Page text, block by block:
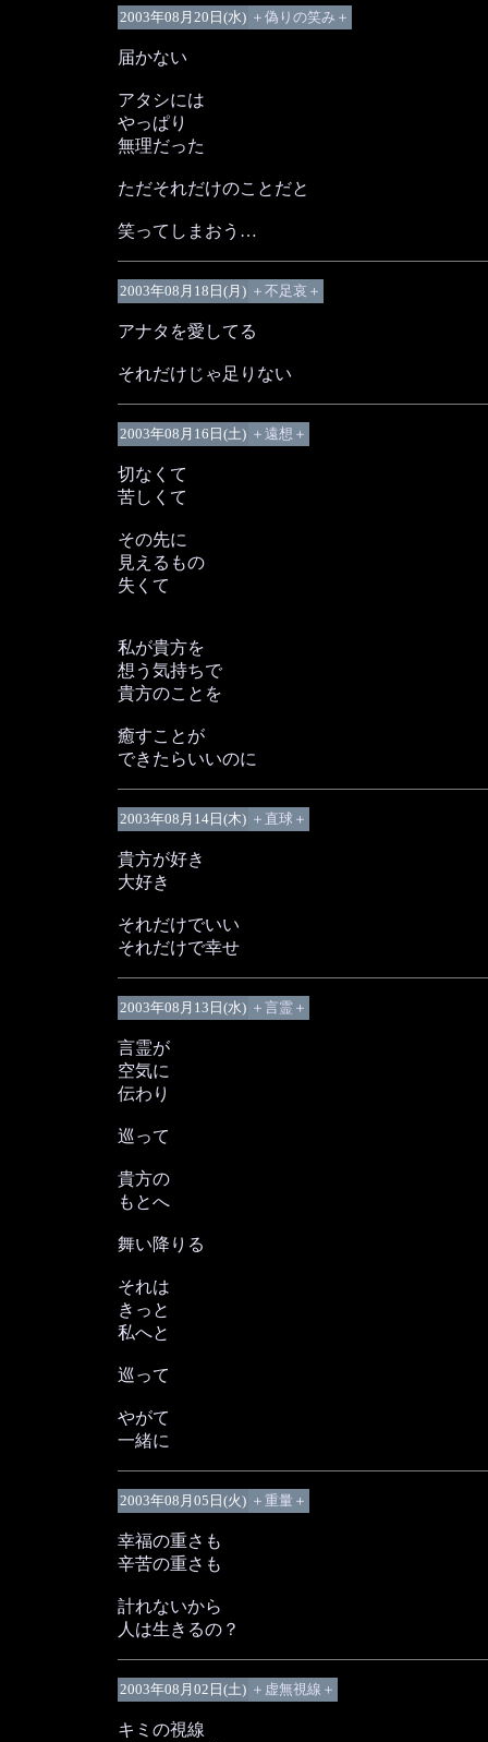
2003年08月20日(水) ＋偽りの笑み＋
届かない
アタシには
やっぱり
無理だった
ただそれだけのことだと
笑ってしまおう…
2003年08月18日(月) ＋不足哀＋
アナタを愛してる
それだけじゃ足りない
2003年08月16日(土) ＋遠想＋
切なくて
苦しくて
その先に
見えるもの
失くて
私が貴方を
想う気持ちで
貴方のことを
癒すことが
できたらいいのに
2003年08月14日(木) ＋直球＋
貴方が好き
大好き
それだけでいい
それだけで幸せ
2003年08月13日(水) ＋言霊＋
言霊が
空気に
伝わり
巡って
貴方の
もとへ
舞い降りる
それは
きっと
私へと
巡って
やがて
一緒に
2003年08月05日(火) ＋重量＋
幸福の重さも
辛苦の重さも
計れないから
人は生きるの？
2003年08月02日(土) ＋虚無視線＋
キミの視線